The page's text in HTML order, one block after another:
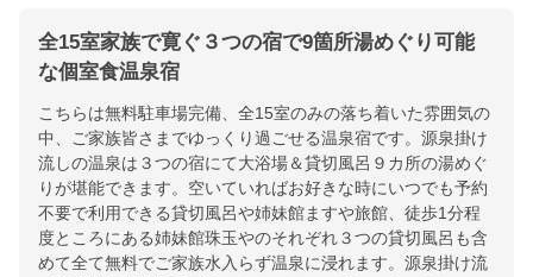
全15室家族で寛ぐ３つの宿で9箇所湯めぐり可能
な個室食温泉宿
こちらは無料駐車場完備、全15室のみの落ち着いた雰囲気の
中、ご家族皆さまでゆっくり過ごせる温泉宿です。源泉掛け
流しの温泉は３つの宿にて大浴場＆貸切風呂９カ所の湯めぐ
りが堪能できます。空いていればお好きな時にいつでも予約
不要で利用できる貸切風呂や姉妹館ますや旅館、徒歩1分程
度ところにある姉妹館珠玉やのそれぞれ３つの貸切風呂も含
めて全て無料でご家族水入らず温泉に浸れます。源泉掛け流